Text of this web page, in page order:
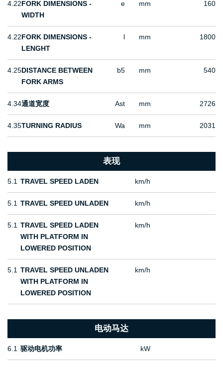
4.22FORK DIMENSIONS -
WIDTH
e mm 160
4.22FORK DIMENSIONS -
LENGHT
l mm 1800
4.25DISTANCE BETWEEN
FORK ARMS
b5 mm 540
4.34通道宽度 Ast mm 2726
4.35TURNING RADIUS Wa mm 2031
表现
5.1 TRAVEL SPEED LADEN km/h
5.1 TRAVEL SPEED UNLADEN km/h
5.1 TRAVEL SPEED LADEN
WITH PLATFORM IN
LOWERED POSITION
km/h
5.1 TRAVEL SPEED UNLADEN
WITH PLATFORM IN
LOWERED POSITION
km/h
电动马达
6.1 驱动电机功率 kW